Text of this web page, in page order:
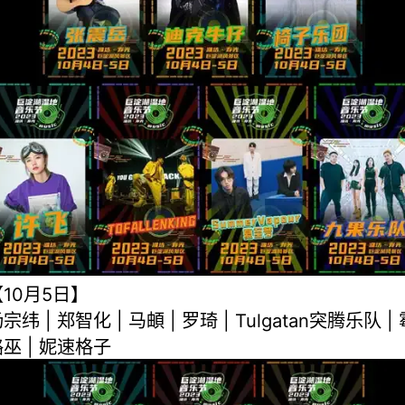
月5日】
宗纬 | 郑智化 | 马頔 | 罗琦 | Tulgatan突腾乐队 |
| 妮速格子